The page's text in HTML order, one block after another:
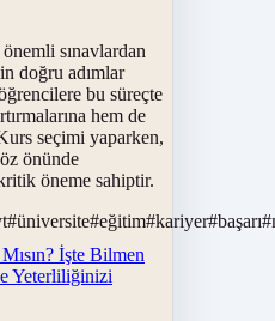
sınavlardan
doğru adımlar
bu süreçte
hem de
seçimi yaparken,
önünde
öneme sahiptir.
#üniversite#eğitim#kariyer#başarı#
İşte Bilmen
Yeterliliğinizi